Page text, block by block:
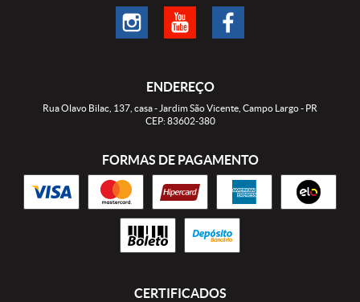
ENDEREÇO
Rua Olavo Bilac, 137, casa- Jardim São Vicente, Campo Largo- PR
CEP: 83602-380
FORMAS DE PAGAMENTO
CERTIFICADOS